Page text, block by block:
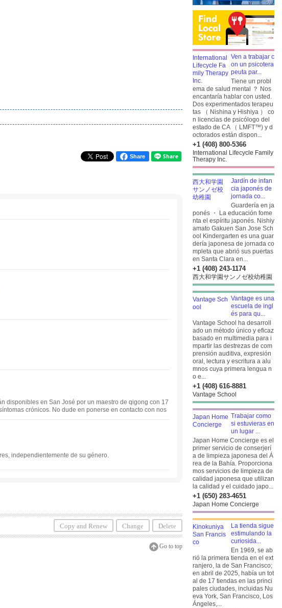
Share
disponibles en San José por un maestro de qigong con 17
crónicos. No dude en ponerse en contacto con nos
independientemente de su género.
Copy and Renew Change Delete
Go to top
Ven a trabajar c
on un psicotera
peuta par...
Tiene un probl
ema de salud mental ？ Nos
encantaría hablar con usted.
Dos experimentados terapeu
tas （ Nishina y Hishiya ） co
n licencias de psicólogo del
estado de CA （ LMFT™) y d
octorados están dispon...
+1 (408) 800-5366
International Lifecycle Family
Therapy Inc.
Jardín de infan
cia japonés de
jornada co...
Guardería en ja
ponés ・ La educación fome
nta el espíritu japonés. Nishiy
amato Gakuen San Jose Sch
ool Kindergarten es una guar
dería japonesa de jornada co
mpleta que abrió sus puertas
en Santa Clara en...
+1 (408) 243-1174
西大和学園サンノゼ校幼稚園
Vantage es una
escuela de ingl
és para qu...
Vantage School ha desarroll
ado un método único y eficaz
basado en multimedia para i
mpartir las destrezas de com
prensión auditiva, expresión
oral, lectura y escritura a alu
mnos cuya primera lengua n
o e...
+1 (408) 616-8881
Vantage School
Trabajar como
si estuvieras en
un lugar ...
Japan Home Concierge es el
primer servicio de conserjerí
a de limpieza japonesa del Á
rea de la Bahía. Proporciona
mos servicios de limpieza de
calidad japonesa que utilizan
la calidad y el cuidado japo...
+1 (650) 283-4651
Japan Home Concierge
La tienda sigue
estimulando la
curiosida...
En 1969, se ab
rió la primera tienda en el ext
ranjero, la de San Francisco;
en abril de 2025, había un tot
al de 17 tiendas en las princi
pales ciudades, incluidas Nu
eva York, San Francisco, Los
Ángeles,...